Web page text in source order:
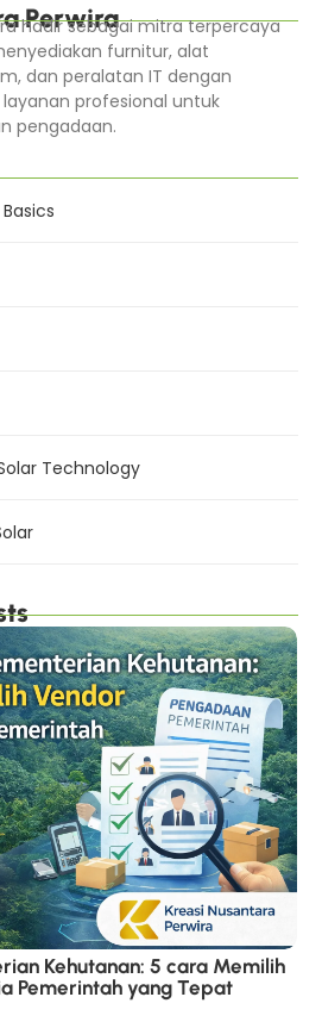
Perwira
hadir sebagai mitra terpercaya
furnitur, alat
dan peralatan IT dengan
profesional untuk
pengadaan.
Technology
Kehutanan: 5 cara Memilih
Pemerintah yang Tepat